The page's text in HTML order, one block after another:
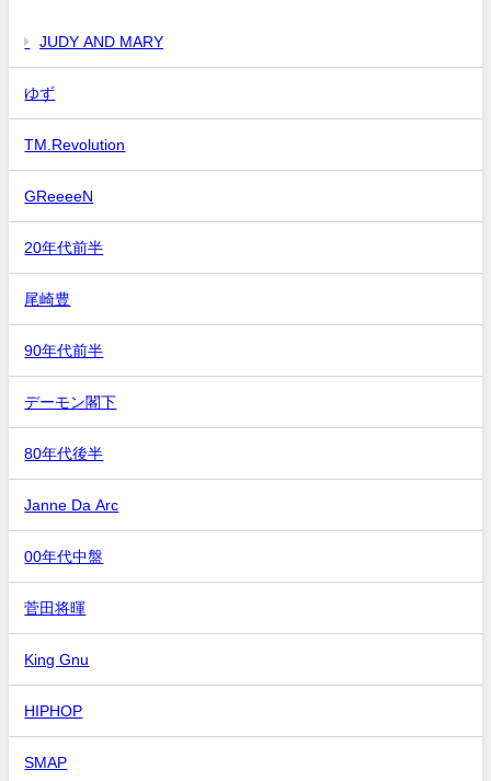
JUDY AND MARY
ゆず
TM.Revolution
GReeeeN
20年代前半
尾崎豊
90年代前半
デーモン閣下
80年代後半
Janne Da Arc
00年代中盤
菅田将暉
King Gnu
HIPHOP
SMAP